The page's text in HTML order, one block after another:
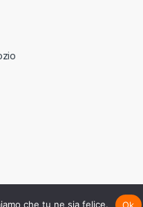
che tu ne sia felice. Ok